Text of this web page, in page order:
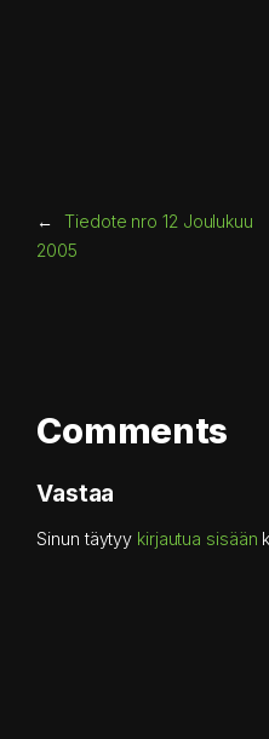
←
Tiedote nro 12 Joulukuu
2005
Comments
Vastaa
Sinun täytyy kirjautua sisään